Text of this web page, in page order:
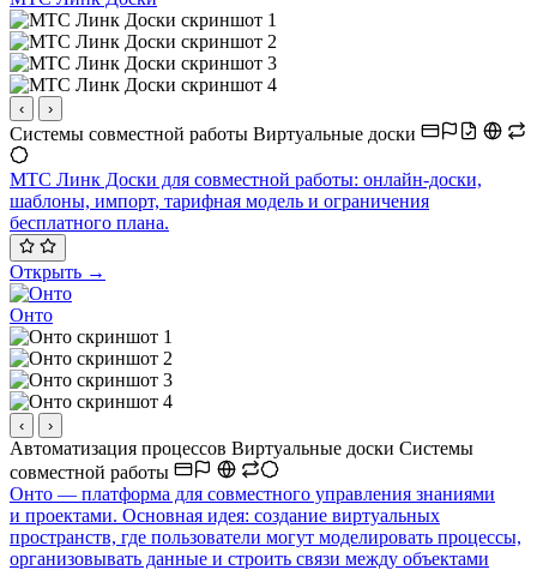
‹ ›
Системы совместной работы Виртуальные доски
МТС Линк Доски для совместной работы: онлайн-доски,
шаблоны, импорт, тарифная модель и ограничения
бесплатного плана.
Открыть →
Онто
‹ ›
Автоматизация процессов Виртуальные доски Системы
совместной работы
Онто — платформа для совместного управления знаниями
и проектами. Основная идея: создание виртуальных
пространств, где пользователи могут моделировать процессы,
организовывать данные и строить связи между объектами